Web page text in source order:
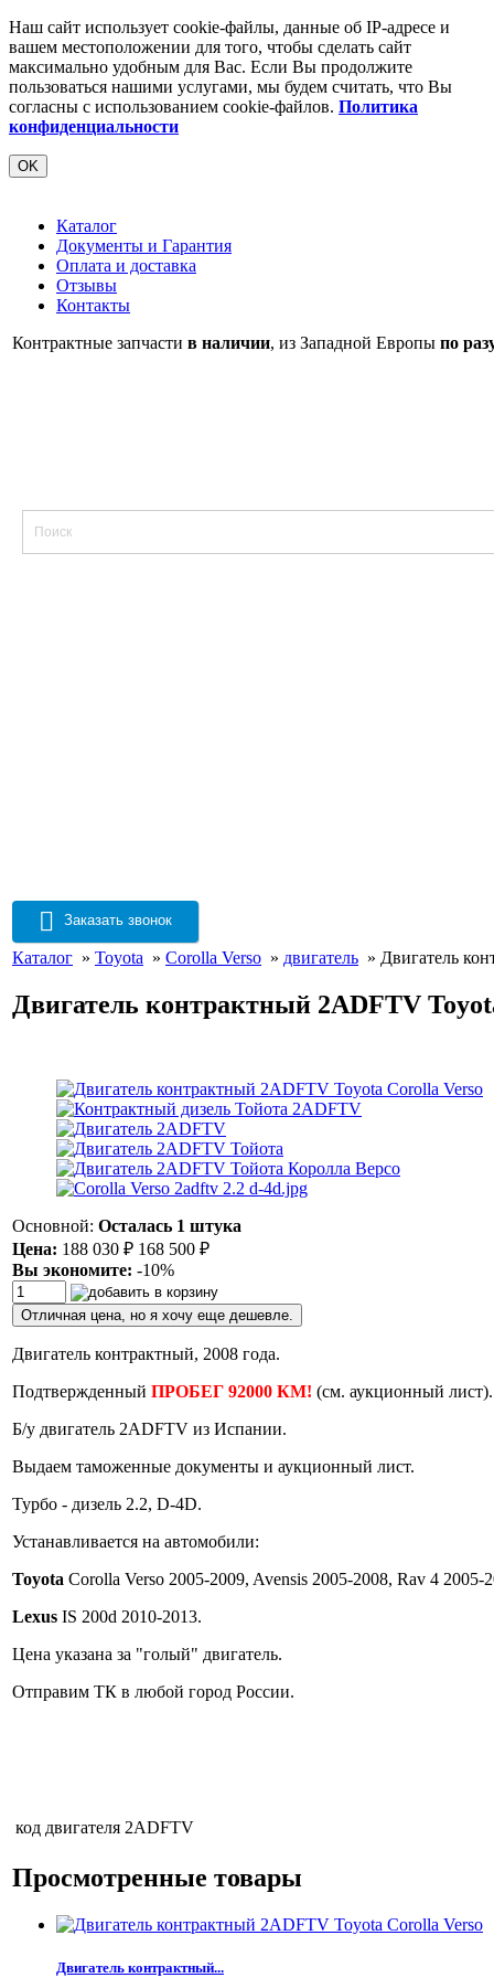
Наш сайт использует cookie-файлы, данные об IP-адресе и
вашем местоположении для того, чтобы сделать сайт
максимально удобным для Вас. Если Вы продолжите
пользоваться нашими услугами, мы будем считать, что Вы
согласны с использованием cookie-файлов. Политика
конфиденциальности
OK
Каталог
Документы и Гарантия
Оплата и доставка
Отзывы
Контакты
Контрактные запчасти в наличии, из Западной Европы по
Заказать звонок
Каталог » Toyota » Corolla Verso » двигатель » Двигатель
Двигатель контрактный 2ADFTV
Основной: Осталась 1 штука
Цена: 188 030 ₽ 168 500 ₽
Вы экономите: -10%
Отличная цена, но я хочу еще дешевле.
Двигатель контрактный, 2008 года.
Подтвержденный ПРОБЕГ 92000 КМ! (см. аукционный лист).
Б/у двигатель 2ADFTV из Испании.
Выдаем таможенные документы и аукционный лист.
Турбо - дизель 2.2, D-4D.
Устанавливается на автомобили:
Toyota Corolla Verso 2005-2009, Avensis 2005-2008, Rav 4 2005-
Lexus IS 200d 2010-2013.
Цена указана за "голый" двигатель.
Отправим ТК в любой город России.
код двигателя 2ADFTV
Просмотренные товары
Двигатель контрактный...